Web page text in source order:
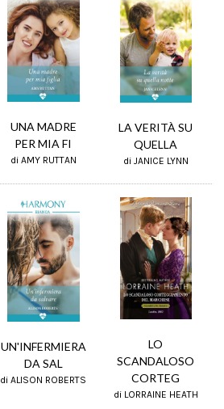
UNA MADRE
PER MIA FI
di AMY RUTTAN
LA VERITÀ SU
QUELLA
di JANICE LYNN
UN'INFERMIERA
DA SAL
di ALISON ROBERTS
LO
SCANDALOSO
CORTEG
di LORRAINE HEATH